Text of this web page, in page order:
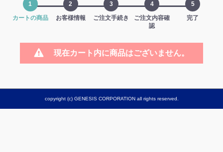
1
カートの商品
2
お客様情報
3
ご注文手続き
4
ご注文内容確
認
5
完了
現在カート内に商品はございません。
copyright (c) GENESIS CORPORATION all rights reserved.